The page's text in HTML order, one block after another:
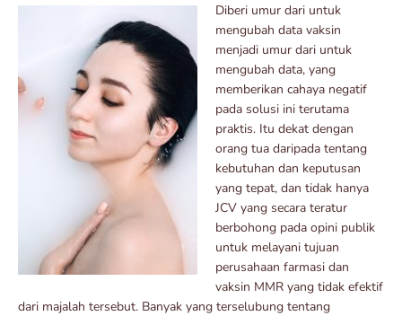
Diberi umur dari untuk
mengubah data vaksin
menjadi umur dari untuk
mengubah data, yang
memberikan cahaya negatif
pada solusi ini terutama
praktis. Itu dekat dengan
orang tua daripada tentang
kebutuhan dan keputusan
yang tepat, dan tidak hanya
JCV yang secara teratur
berbohong pada opini publik
untuk melayani tujuan
perusahaan farmasi dan
vaksin MMR yang tidak efektif
dari majalah tersebut. Banyak yang terselubung tentang